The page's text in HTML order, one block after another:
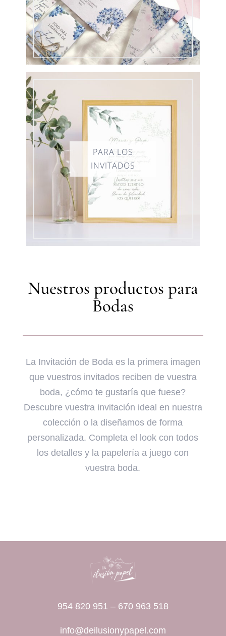
Nuestros productos para
Bodas
La Invitación de Boda es la primera imagen
que vuestros invitados reciben de vuestra
boda, ¿cómo te gustaría que fuese?
Descubre vuestra invitación ideal en nuestra
colección o la diseñamos de forma
personalizada. Completa el look con todos
los detalles y la papelería a juego con
vuestra boda.
954 820 951 – 670 963 518
info@deilusionypapel.com